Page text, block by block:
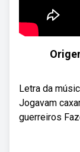
Letra da
Jogavam
guerreiros